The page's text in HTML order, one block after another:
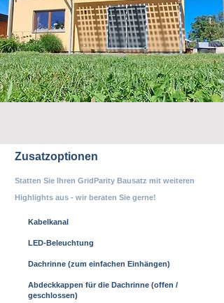
Zusatzoptionen
Statten Sie Ihren GridParity Bausatz mit weiteren
Highlights aus - wir beraten Sie gerne!
Kabelkanal
LED-Beleuchtung
Dachrinne (zum einfachen Einhängen)
Abdeckkappen für die Dachrinne (offen /
geschlossen)